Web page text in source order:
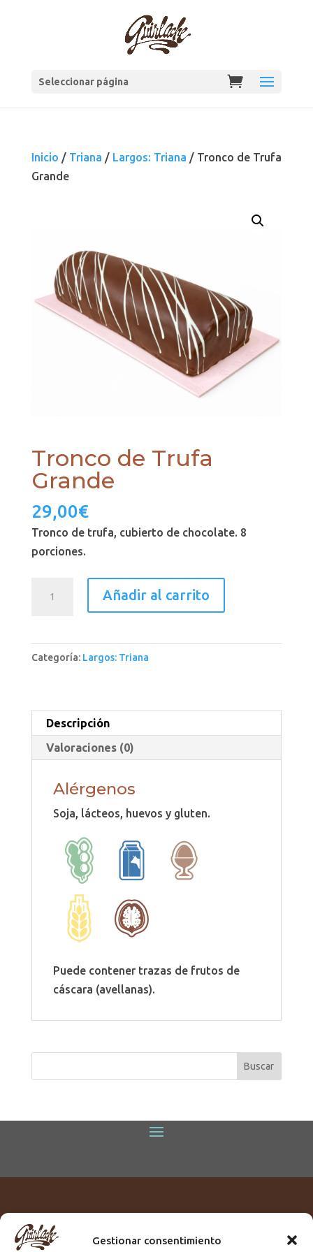
Gestionar consentimiento
Seleccionar página
Inicio / Triana / Largos: Triana / Tronco de Trufa
Grande
Tronco de Trufa
Grande
29,00€
Tronco de trufa, cubierto de chocolate. 8
porciones.
Grande
cantidad
Añadir al carrito
Categoría: Largos: Triana
Descripción
Valoraciones (0)
Alérgenos
Soja, lácteos, huevos y gluten.
Puede contener trazas de frutos de
cáscara (avellanas).
Titular: ROME GUIRLACHE SL.